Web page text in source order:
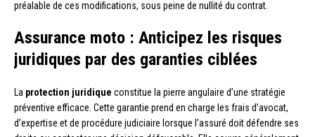
préalable de ces modifications, sous peine de nullité du contrat.
Assurance moto : Anticipez les risques
juridiques par des garanties ciblées
La protection juridique constitue la pierre angulaire d’une stratégie
préventive efficace. Cette garantie prend en charge les frais d’avocat,
d’expertise et de procédure judiciaire lorsque l’assuré doit défendre ses